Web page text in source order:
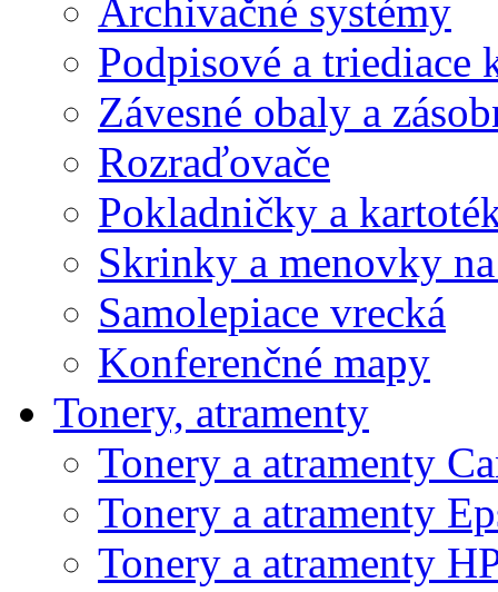
Archivačné systémy
Podpisové a triediace
Závesné obaly a
Rozraďovače
Pokladničky a
Skrinky a menovky
Samolepiace vrecká
Konferenčné mapy
Tonery, atramenty
Tonery a atramenty
Tonery a atramenty
Tonery a atramenty